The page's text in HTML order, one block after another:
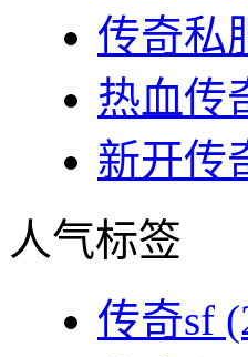
传奇私
热血传
新开传
人气标签
传奇sf